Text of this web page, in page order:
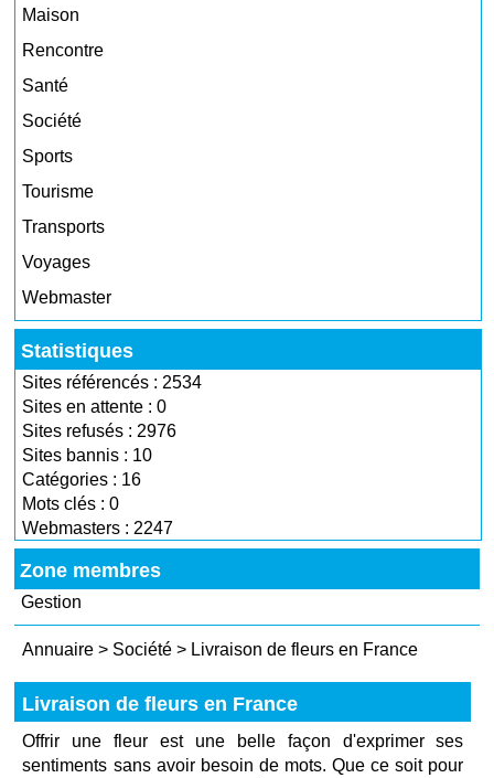
Maison
Rencontre
Santé
Société
Sports
Tourisme
Transports
Voyages
Webmaster
Statistiques
Sites référencés : 2534
Sites en attente : 0
Sites refusés : 2976
Sites bannis : 10
Catégories : 16
Mots clés : 0
Webmasters : 2247
Zone membres
Gestion
Annuaire > Société > Livraison de fleurs en France
Livraison de fleurs en France
Offrir une fleur est une belle façon d'exprimer ses
sentiments sans avoir besoin de mots. Que ce soit pour